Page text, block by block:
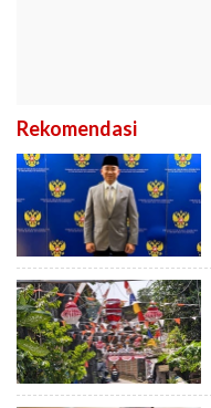
Rekomendasi